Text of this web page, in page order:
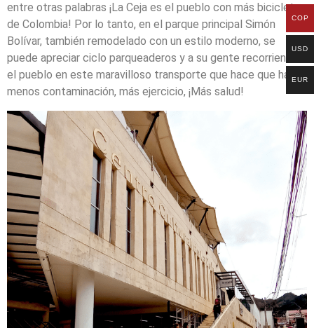
entre otras palabras ¡La Ceja es el pueblo con más bicicletas
de Colombia! Por lo tanto, en el parque principal Simón
Bolívar, también remodelado con un estilo moderno, se
puede apreciar ciclo parqueaderos y a su gente recorriendo
el pueblo en este maravilloso transporte que hace que haya
menos contaminación, más ejercicio, ¡Más salud!
COP
USD
EUR